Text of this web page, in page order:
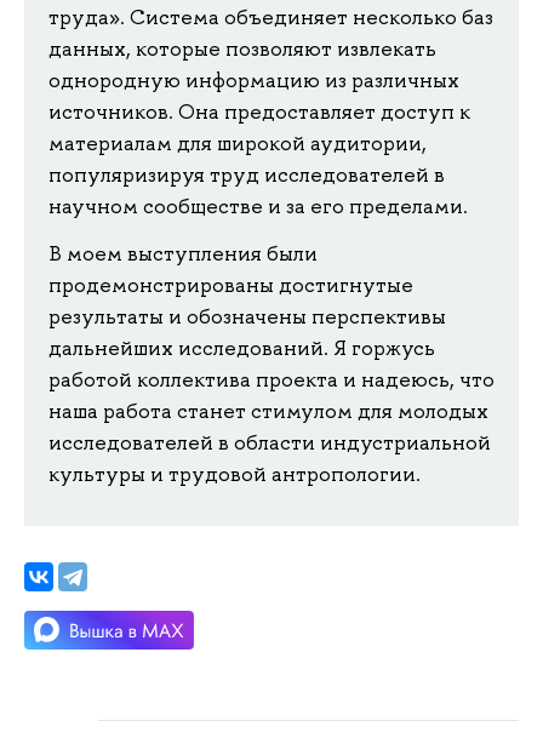
труда». Система объединяет несколько баз
данных, которые позволяют извлекать
однородную информацию из различных
источников. Она предоставляет доступ к
материалам для широкой аудитории,
популяризируя труд исследователей в
научном сообществе и за его пределами.
В моем выступления были
продемонстрированы достигнутые
результаты и обозначены перспективы
дальнейших исследований. Я горжусь
работой коллектива проекта и надеюсь, что
наша работа станет стимулом для молодых
исследователей в области индустриальной
культуры и трудовой антропологии.